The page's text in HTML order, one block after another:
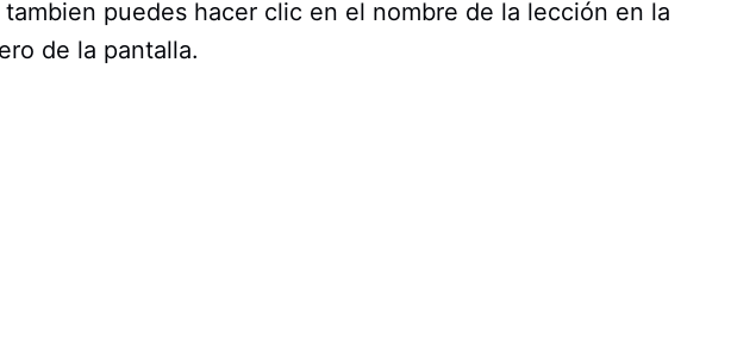
puedes hacer clic en el nombre de la lección en la
de la pantalla.